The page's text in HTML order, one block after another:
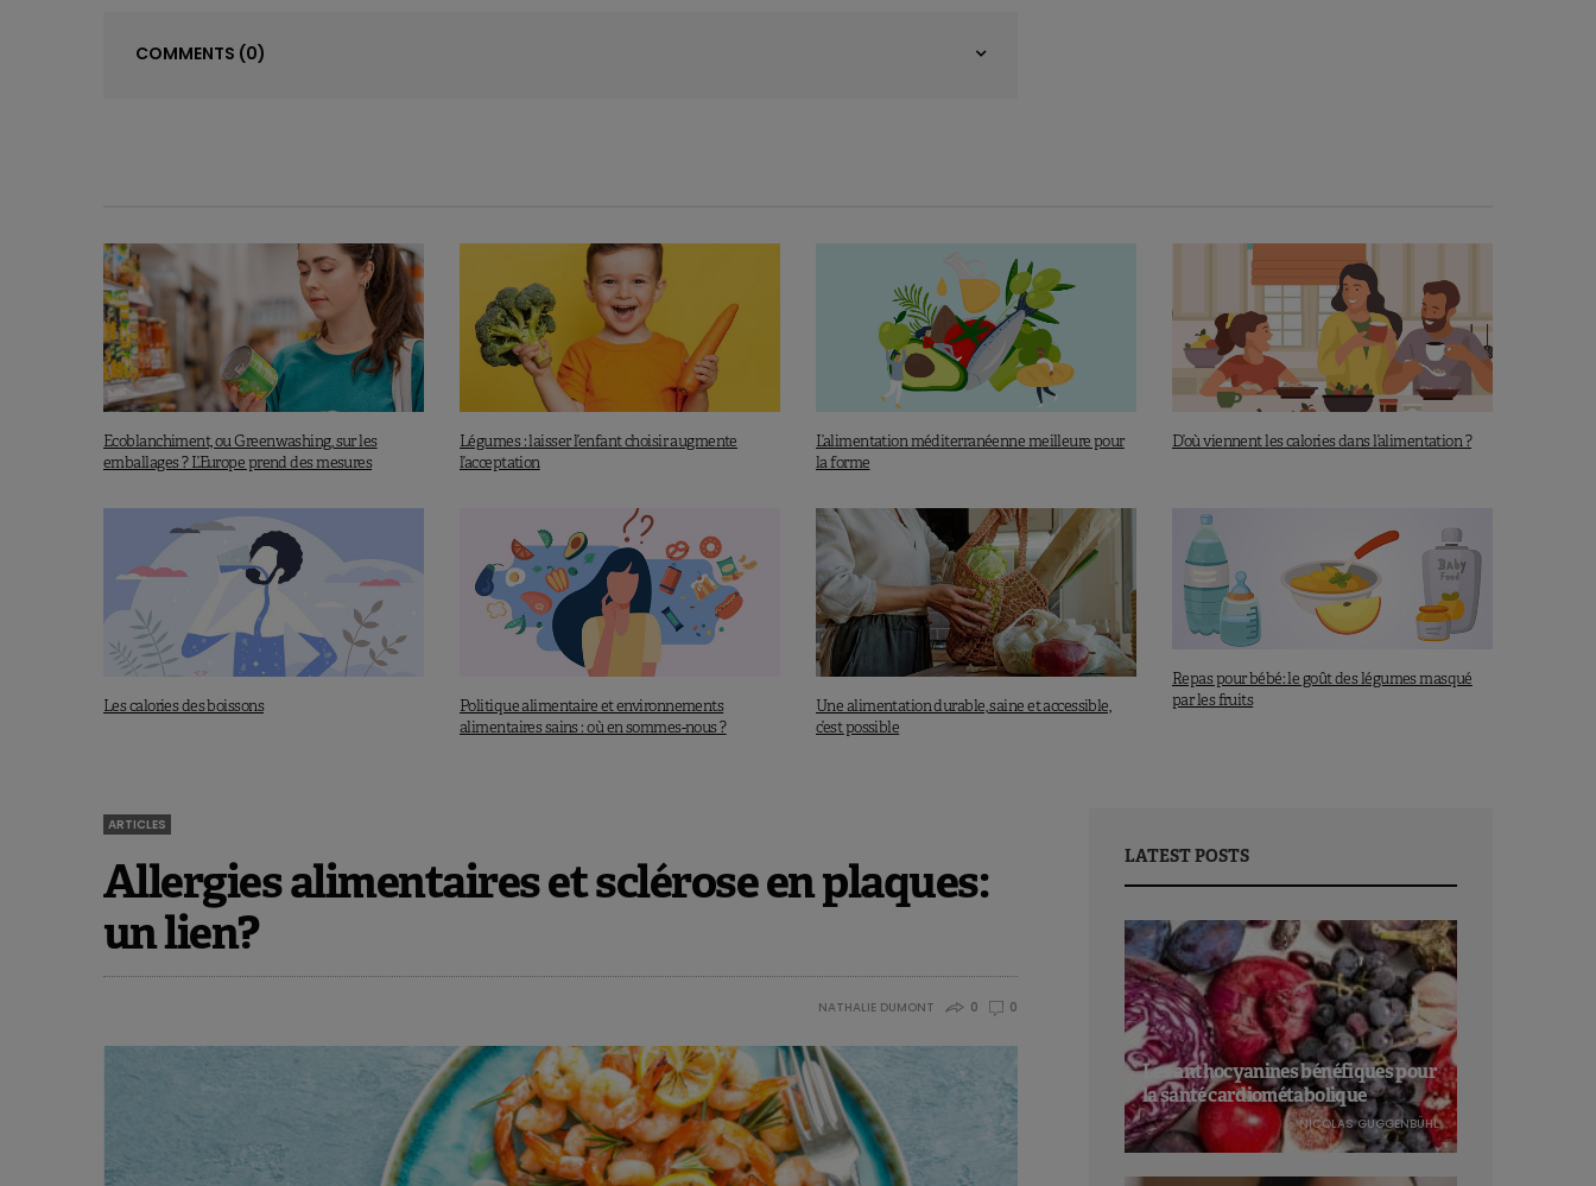
COMMENTS (0)
Ecoblanchiment, ou Greenwashing, sur les
emballages ? L’Europe prend des mesures
Légumes : laisser l’enfant choisir augmente
l’acceptation
L’alimentation méditerranéenne meilleure pour
la forme
D’où viennent les calories dans l’alimentation ?
Les calories des boissons
Politique alimentaire et environnements
alimentaires sains : où en sommes-nous ?
Une alimentation durable, saine et accessible,
c’est possible
Repas pour bébé: le goût des légumes masqué
par les fruits
ARTICLES
Allergies alimentaires et sclérose en plaques:
un lien?
NATHALIE DUMONT 0 0
LATEST POSTS
Les anthocyanines bénéfiques pour
la santé cardiométabolique
NICOLAS GUGGENBÜHL